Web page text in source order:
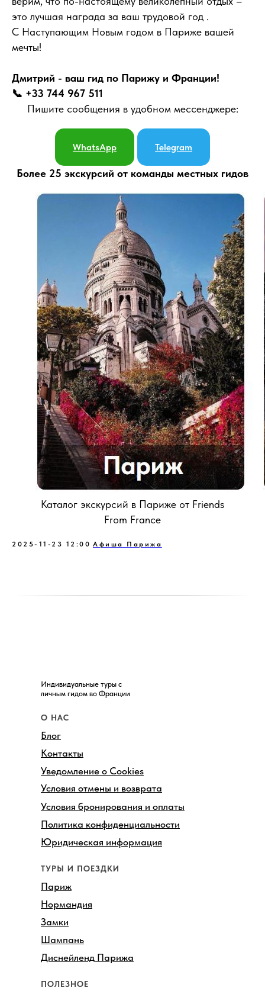
это лучшая награда за ваш трудовой год .
С Наступающим Новым годом в Париже вашей
мечты!
Дмитрий - ваш гид по Парижу и Франции!
📞 +33 744 967 511
Пишите сообщения в удобном мессенджере:
WhatsApp Telegram
Более 25 экскурсий от команды местных гидов
Каталог экскурсий в Париже от Friends
From France
2025-11-23 12:00 Афиша Парижа
О НАС
ТУРЫ И ПОЕЗДКИ
ПОЛЕЗНОЕ
Индивидуальные туры с
личным гидом во Франции
Блог
Контакты
Политика конфиденциальности
Юридическая информация
Условия бронирования и оплаты
Уведомление о Cookies
Условия отмены и возврата
Париж
Нормандия
Замки
Шампань
Диснейленд Парижа